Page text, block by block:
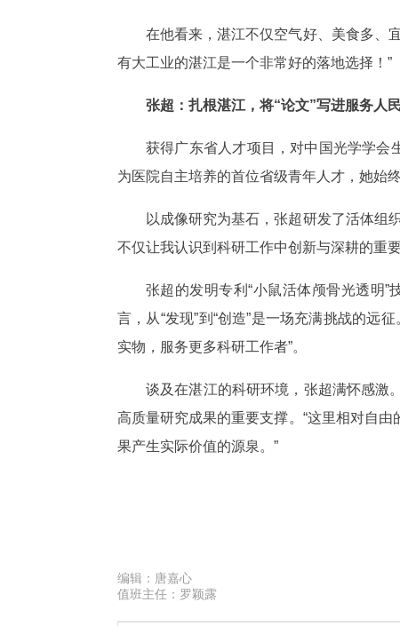
在他看来，湛江不仅空气好、美食多、
有大工业的湛江是一个非常好的落地选择！”
张超：扎根湛江，将“论文”写进服
获得广东省人才项目，对中国光学学会
为医院自主培养的首位省级青年人才，她始
以成像研究为基石，张超研发了活体组
不仅让我认识到科研工作中创新与深耕的重
张超的发明专利“小鼠活体颅骨光透明
言，从“发现”到“创造”是一场充满挑战的远
实物，服务更多科研工作者”。
谈及在湛江的科研环境，张超满怀感激
高质量研究成果的重要支撑。“这里相对自
果产生实际价值的源泉。”
编辑： 唐嘉心
值班主任： 罗颖露